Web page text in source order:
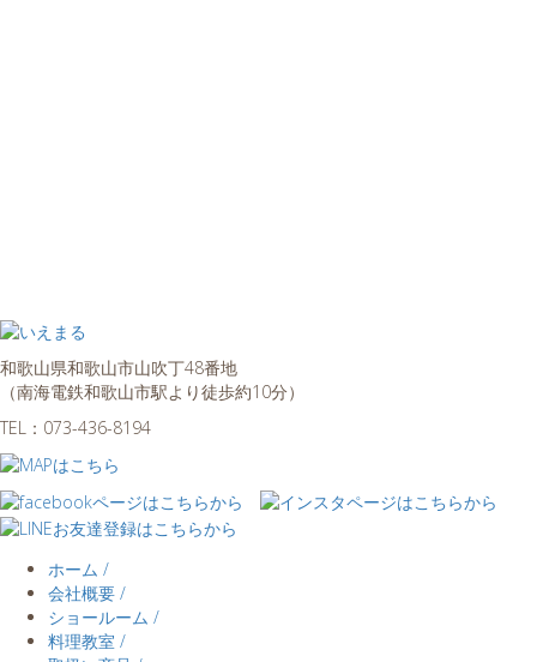
和歌山県和歌山市山吹丁48番地
（南海電鉄和歌山市駅より徒歩約10分）
TEL： 073-436-8194
ホーム /
会社概要 /
ショールーム /
料理教室 /